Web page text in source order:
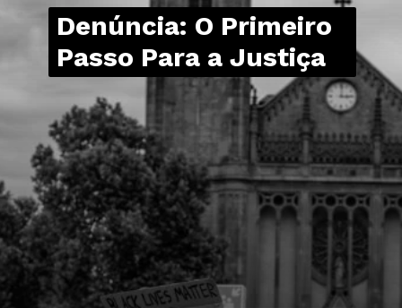
Denúncia: O Primeiro
Passo Para a Justiça